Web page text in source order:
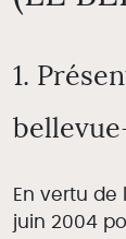
Adultes /
1.
En vertu de
juin 2004